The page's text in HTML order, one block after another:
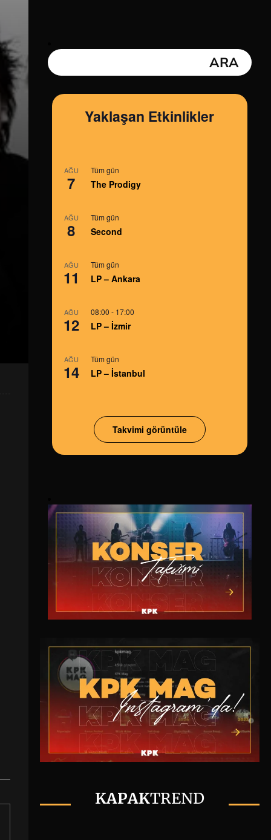
Yaklaşan Etkinlikler
AĞU
7
Tüm gün
The Prodigy
AĞU
8
Tüm gün
Second
AĞU
11
Tüm gün
LP – Ankara
AĞU
12
08:00 - 17:00
LP – İzmir
AĞU
14
Tüm gün
LP – İstanbul
Takvimi görüntüle
KAPAKTREND